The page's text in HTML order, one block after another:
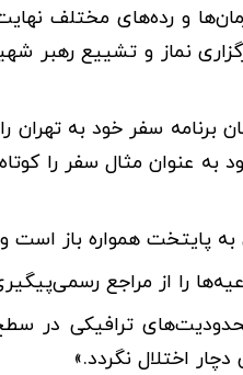
و رده‌های مختلف‌
نماز و تشییع رهبر
برنامه سفر خود به
به عنوان مثال سفر را
ترافیکی در
اختلال نگردد.»